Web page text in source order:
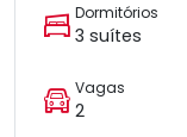
Dormitórios
3 suítes
Vagas
2